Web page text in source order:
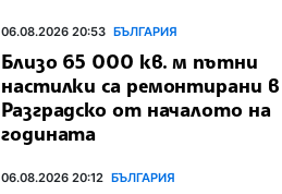
06.08.2026 20:53 БЪЛГАРИЯ
Близо 65 000 кв. м пътни
настилки са ремонтирани в
Разградско от началото на
годината
06.08.2026 20:12 БЪЛГАРИЯ